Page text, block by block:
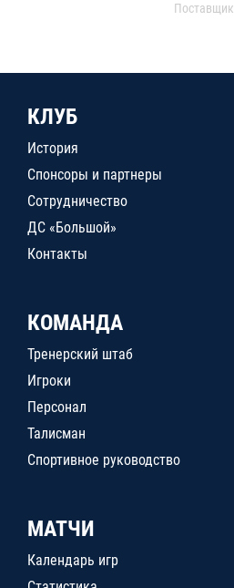
Поставщик
КЛУБ
История
Спонсоры и партнеры
Сотрудничество
ДС «Большой»
Контакты
КОМАНДА
Тренерский штаб
Игроки
Персонал
Талисман
Спортивное руководство
МАТЧИ
Календарь игр